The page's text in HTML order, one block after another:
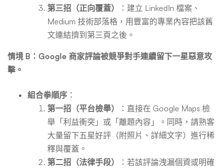
第三招（正向覆蓋）
：建立 LinkedIn 檔案、
Medium 技術部落格，用豐富的專業內容把該舊
文連結擠到第三頁之後。
情境 B：Google 商家評論被競爭對手連續留下一星惡意攻
擊。
組合拳順序 ：
第一招（平台檢舉）
：直接在 Google Maps 檢
舉「利益衝突」或「離題內容」。同時，請熟客
大量留下五星好評（附照片、詳細文字）進行稀
釋與覆蓋。
第二招（法律手段）
：若該評論洩漏個資或明確